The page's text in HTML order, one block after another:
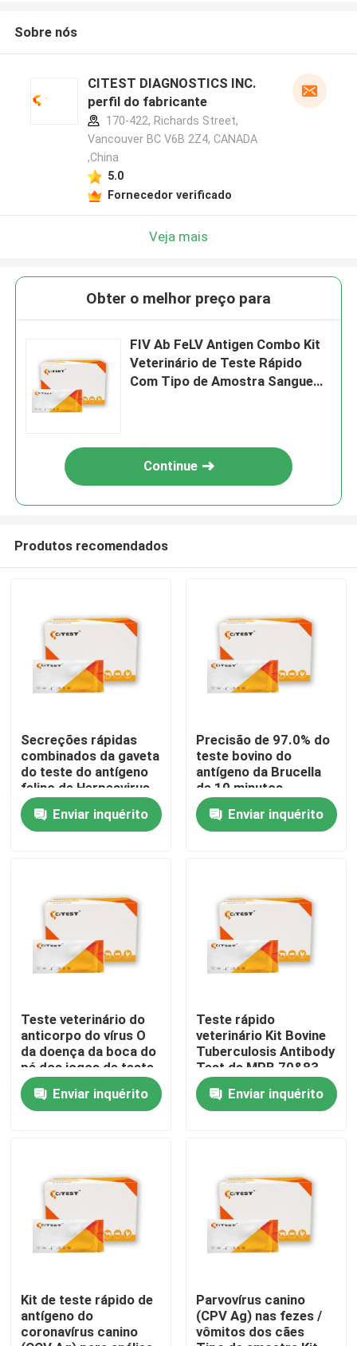
Produtos
Excursão da fábrica
Controle da qualidade
Notícia
Jogo rápido do teste do antígeno de Covid 19
Jogo do teste da saúde das mulheres
Sobre nós
CITEST DIAGNOSTICS INC.
perfil do fabricante
170-422, Richards Street,
Vancouver BC V6B 2Z4, CANADA
,China
5.0
Fornecedor verificado
Veja mais
Obter o melhor preço para
FIV Ab FeLV Antigen Combo Kit
Veterinário de Teste Rápido
Com Tipo de Amostra Sangue
Continue
Produtos recomendados
Secreções rápidas
combinados da gaveta
do teste do antígeno
felino de Herpesvirus
Calicivirus 5 minutos
Enviar inquérito
Precisão de 97.0% do
teste bovino do
antígeno da Brucella
de 10 minutos
preliminar qualitativa
Enviar inquérito
Teste veterinário do
anticorpo do vírus O
da doença da boca do
pé dos jogos de teste
de diagnóstico de
FMDV-O AbEnviar inquérito
Teste rápido
veterinário Kit Bovine
Tuberculosis Antibody
Test de MPB 70&83
Ab
Enviar inquérito
Kit de teste rápido de
antígeno do
coronavírus canino
Parvovírus canino
(CPV Ag) nas fezes /
vômitos dos cães